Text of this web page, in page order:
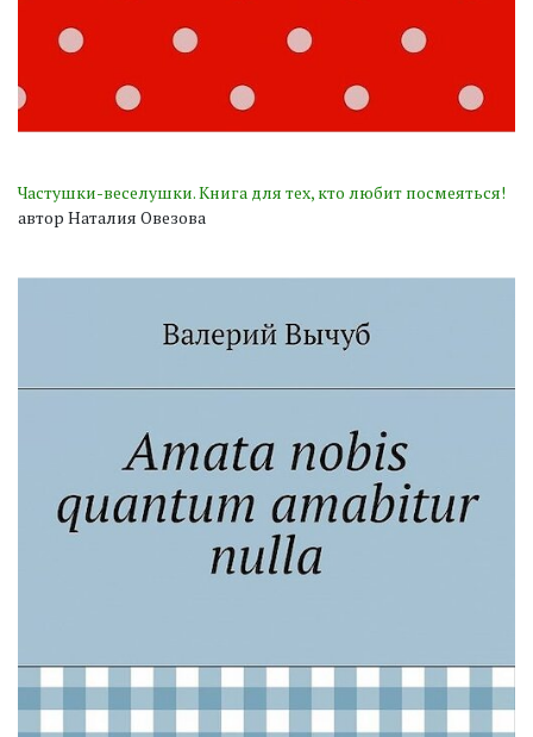
Частушки-веселушки. Книга для тех, кто любит посмеяться!
автор Наталия Овезова